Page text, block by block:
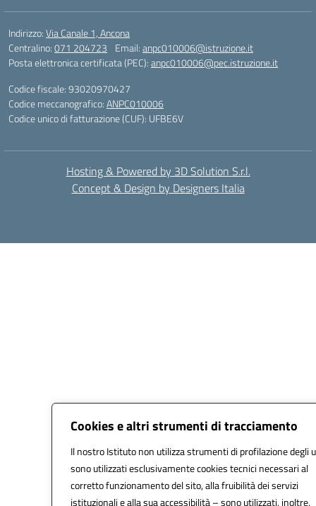
Cookies e altri strumenti di tracciamento
Il nostro Istituto non utilizza strumenti di profilazione degli
sono utilizzati esclusivamente cookies tecnici necessari al
corretto funzionamento del sito, alla fruibilità dei servizi
istituzionali e alla sua accessibilità – sono utilizzati, inoltre,
Indirizzo:Via Canale 1, Ancona
Centralino:071 204723 Email:anpc010006@istruzione.it
Posta elettronica certificata (PEC):anpc010006@pec.istruzione.it
Codice fiscale: 93020970427
Codice meccanografico:ANPC010006
Codice unico di fatturazione (CUF): UFBE6V
Hosting & Powered by 3D Solution S.r.l.
Concept & Design by Designers Italia